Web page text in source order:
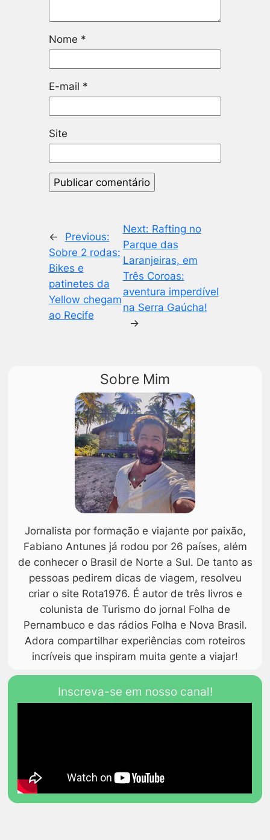
Nome *
E-mail *
Site
←
Previous:
Sobre 2 rodas:
Bikes e
patinetes da
Yellow chegam
ao Recife
Next: Rafting no
Parque das
Laranjeiras, em
Três Coroas:
aventura imperdível
na Serra Gaúcha!
→
Sobre Mim
Jornalista por formação e viajante por paixão,
Fabiano Antunes já rodou por 26 países, além
de conhecer o Brasil de Norte a Sul. De tanto as
pessoas pedirem dicas de viagem, resolveu
criar o site Rota1976. É autor de três livros e
colunista de Turismo do jornal Folha de
Pernambuco e das rádios Folha e Nova Brasil.
Adora compartilhar experiências com roteiros
incríveis que inspiram muita gente a viajar!
Inscreva-se em nosso canal!